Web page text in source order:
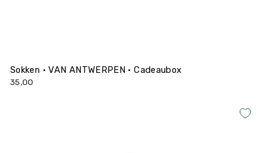
Sokken • VAN ANTWERPEN • Cadeaubox
35,00